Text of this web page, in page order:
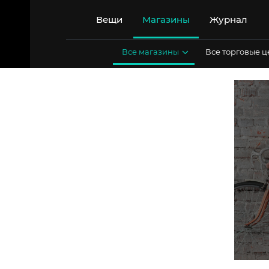
Вещи Магазины Журнал
Все магазины Все торговые